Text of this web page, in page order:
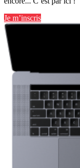
Je m’inscris